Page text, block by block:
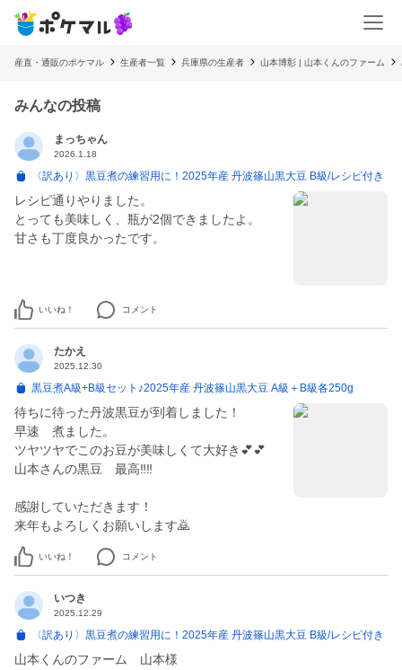
産直・通販のポケマル 生産者一覧 兵庫県の生産者 山本博彰 | 山本くんのファーム
みんなの投稿
まっちゃん
2026.1.18
〈訳あり〉黒豆煮の練習用に！2025年産 丹波篠山黒大豆 B級/レシピ付き
レシピ通りやりました。
とっても美味しく、瓶が2個できましたよ。
甘さも丁度良かったです。
いいね！ コメント
たかえ
2025.12.30
黒豆煮A級+B級セット♪2025年産 丹波篠山黒大豆 A級＋B級各250g
待ちに待った丹波黒豆が到着しました！
早速 煮ました。
ツヤツヤでこのお豆が美味しくて大好き💕💕
山本さんの黒豆 最高‼️‼️
感謝していただきます！
来年もよろしくお願いします🙇
いいね！ コメント
いつき
2025.12.29
〈訳あり〉黒豆煮の練習用に！2025年産 丹波篠山黒大豆 B級/レシピ付き
山本くんのファーム 山本様